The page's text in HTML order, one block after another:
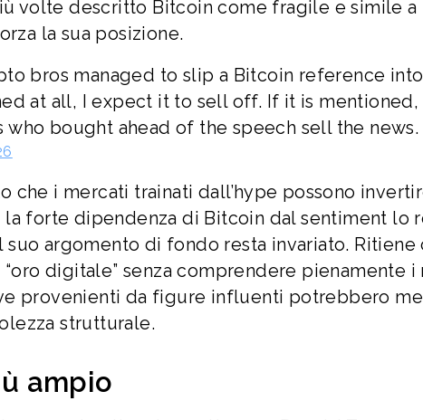
volte descritto Bitcoin come fragile e simile a
la sua posizione.
bros managed to slip a Bitcoin reference
at all, I expect it to sell off. If it is
bought ahead of the speech sell the news.
che i mercati trainati dall’hype possono
forte dipendenza di Bitcoin dal sentiment lo
argomento di fondo resta invariato. Ritiene
digitale” senza comprendere pienamente i
provenienti da figure influenti potrebbero
strutturale.
ampio